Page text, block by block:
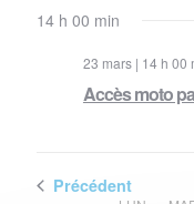
14 h 00 min
23 mars | 14 h 00
Accès moto
Précédent